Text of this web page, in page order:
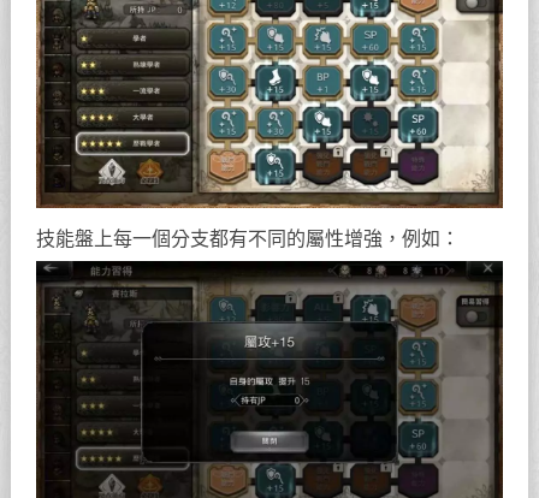
技能盤上每一個分支都有不同的屬性增強，例如：